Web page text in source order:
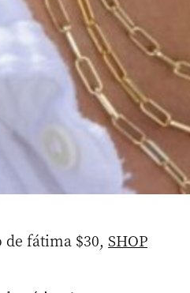
de fátima $30,SHOP